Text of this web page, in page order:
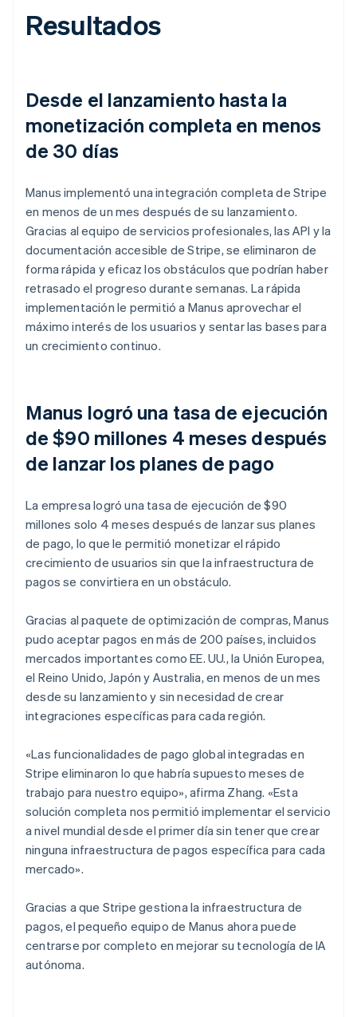
Resultados
Desde el lanzamiento hasta la
monetización completa en menos
de 30 días
Manus implementó una integración completa de Stripe
en menos de un mes después de su lanzamiento.
Gracias al equipo de servicios profesionales, las API y la
documentación accesible de Stripe, se eliminaron de
forma rápida y eficaz los obstáculos que podrían haber
retrasado el progreso durante semanas. La rápida
implementación le permitió a Manus aprovechar el
máximo interés de los usuarios y sentar las bases para
un crecimiento continuo.
Manus logró una tasa de ejecución
de $90 millones 4 meses después
de lanzar los planes de pago
La empresa logró una tasa de ejecución de $90
millones solo 4 meses después de lanzar sus planes
de pago, lo que le permitió monetizar el rápido
crecimiento de usuarios sin que la infraestructura de
pagos se convirtiera en un obstáculo.
Gracias al paquete de optimización de compras, Manus
pudo aceptar pagos en más de 200 países, incluidos
mercados importantes como EE. UU., la Unión Europea,
el Reino Unido, Japón y Australia, en menos de un mes
desde su lanzamiento y sin necesidad de crear
integraciones específicas para cada región.
«Las funcionalidades de pago global integradas en
Stripe eliminaron lo que habría supuesto meses de
trabajo para nuestro equipo», afirma Zhang. «Esta
solución completa nos permitió implementar el servicio
a nivel mundial desde el primer día sin tener que crear
ninguna infraestructura de pagos específica para cada
mercado».
Gracias a que Stripe gestiona la infraestructura de
pagos, el pequeño equipo de Manus ahora puede
centrarse por completo en mejorar su tecnología de IA
autónoma.